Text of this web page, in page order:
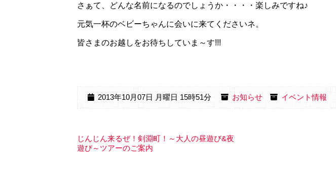
さぁて、どんな名前になるのでしょうか・・・・楽しみですね♪
元気一杯のベビーちゃんに会いに来てくださいネ。
皆さまのお越しをお待ちしていま～す!!!
2013年10月07日 月曜日 15時51分 お知らせ イベント情報
じんじん来るぜ！剣淵町！～大人の昼遊び&夜
遊び～ツアーのご案内